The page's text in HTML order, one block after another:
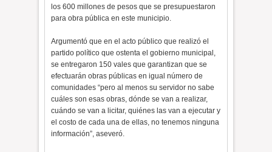
los 600 millones de pesos que se presupuestaron
para obra pública en este municipio.
Argumentó que en el acto público que realizó el
partido político que ostenta el gobierno municipal,
se entregaron 150 vales que garantizan que se
efectuarán obras públicas en igual número de
comunidades “pero al menos su servidor no sabe
cuáles son esas obras, dónde se van a realizar,
cuándo se van a licitar, quiénes las van a ejecutar y
el costo de cada una de ellas, no tenemos ninguna
información”, aseveró.